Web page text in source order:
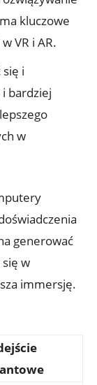
kluczowe
VR i AR.
i
bardziej
w
generować
w
immersję.